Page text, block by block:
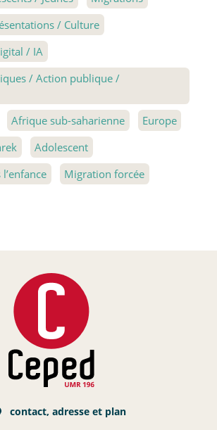
/ Culture
/ IA
/ Action publique /
Afrique sub-saharienne
Europe
Adolescent
Migration forcée
contact, adresse et plan